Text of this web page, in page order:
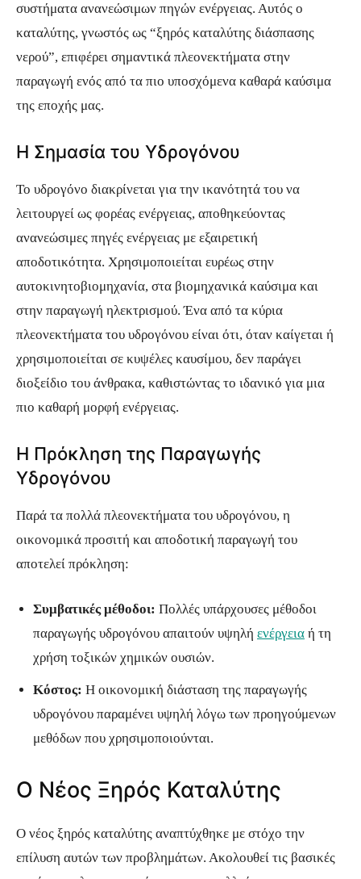
συστήματα ανανεώσιμων πηγών ενέργειας. Αυτός ο
καταλύτης, γνωστός ως “ξηρός καταλύτης διάσπασης
νερού”, επιφέρει σημαντικά πλεονεκτήματα στην
παραγωγή ενός από τα πιο υποσχόμενα καθαρά καύσιμα
της εποχής μας.
Η Σημασία του Υδρογόνου
Το υδρογόνο διακρίνεται για την ικανότητά του να
λειτουργεί ως φορέας ενέργειας, αποθηκεύοντας
ανανεώσιμες πηγές ενέργειας με εξαιρετική
αποδοτικότητα. Χρησιμοποιείται ευρέως στην
αυτοκινητοβιομηχανία, στα βιομηχανικά καύσιμα και
στην παραγωγή ηλεκτρισμού. Ένα από τα κύρια
πλεονεκτήματα του υδρογόνου είναι ότι, όταν καίγεται ή
χρησιμοποιείται σε κυψέλες καυσίμου, δεν παράγει
διοξείδιο του άνθρακα, καθιστώντας το ιδανικό για μια
πιο καθαρή μορφή ενέργειας.
Η Πρόκληση της Παραγωγής
Υδρογόνου
Παρά τα πολλά πλεονεκτήματα του υδρογόνου, η
οικονομικά προσιτή και αποδοτική παραγωγή του
αποτελεί πρόκληση:
Συμβατικές μέθοδοι: Πολλές υπάρχουσες μέθοδοι
παραγωγής υδρογόνου απαιτούν υψηλή ενέργεια ή τη
χρήση τοξικών χημικών ουσιών.
Κόστος: Η οικονομική διάσταση της παραγωγής
υδρογόνου παραμένει υψηλή λόγω των προηγούμενων
μεθόδων που χρησιμοποιούνται.
Ο Νέος Ξηρός Καταλύτης
Ο νέος ξηρός καταλύτης αναπτύχθηκε με στόχο την
επίλυση αυτών των προβλημάτων. Ακολουθεί τις βασικές